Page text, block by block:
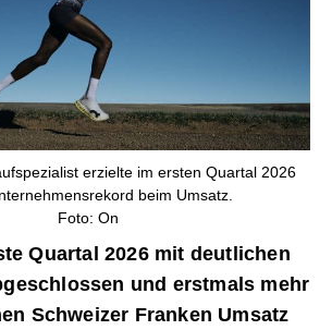
erzielte im ersten Quartal 2026
beim Umsatz.
Foto: On
Quartal 2026 mit deutlichen
und erstmals mehr
Schweizer Franken Umsatz